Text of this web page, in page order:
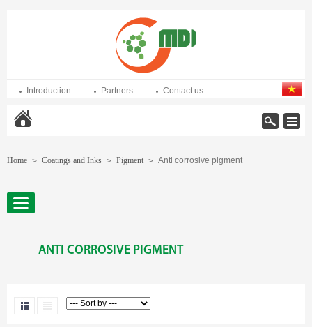
Introduction Partners Contact us
Home > Coatings and Inks > Pigment > Anti corrosive pigment
ANTI CORROSIVE PIGMENT